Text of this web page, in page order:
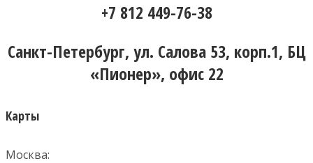
+7 812 449-76-38
Санкт-Петербург, ул. Салова 53, корп.1, БЦ
«Пионер», офис 22
Карты
Москва: